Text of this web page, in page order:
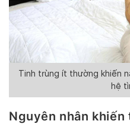
Tinh trùng ít thường khiến
hệ
Nguyên nhân